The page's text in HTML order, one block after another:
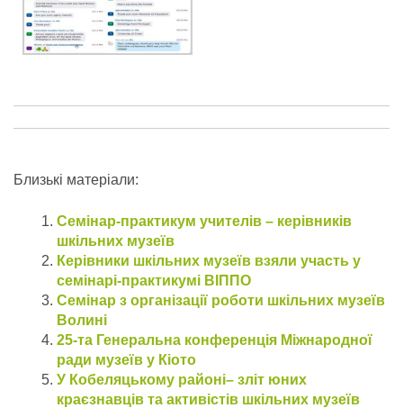
Близькі матеріали:
Семінар-практикум учителів – керівників
шкільних музеїв
Керівники шкільних музеїв взяли участь у
семінарі-практикумі ВІППО
Семінар з організації роботи шкільних музеїв
Волині
25-та Генеральна конференція Міжнародної
ради музеїв у Кіото
У Кобеляцькому районі– зліт юних
краєзнавців та активістів шкільних музеїв